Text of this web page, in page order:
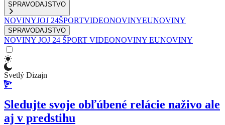
SPRAVODAJSTVO
NOVINYJOJ 24ŠPORTVIDEONOVINYEUNOVINY
SPRAVODAJSTVO
NOVINY JOJ 24 ŠPORT VIDEONOVINY EUNOVINY
Svetlý Dizajn
Sledujte svoje obľúbené relácie naživo ale
aj v predstihu